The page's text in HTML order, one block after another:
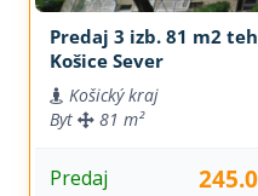
Predaj 3 izb. 81 m2
Košice Sever
Košický kraj
Byt
81 m²
Predaj